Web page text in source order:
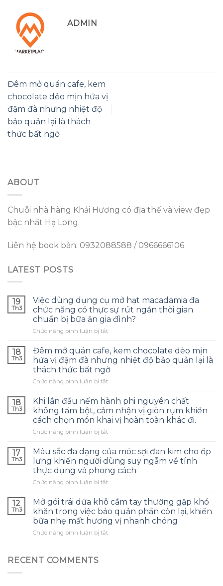
ADMIN
Đêm mở quán cafe, kem
chocolate dẻo mịn hứa vị
đậm đà nhưng nhiệt độ
bảo quản lại là thách
thức bất ngờ
ABOUT
Chuỗi nhà hàng Khải Hương có địa thế và view đẹp
bậc nhất Hạ Long.
Liên hệ book bàn: 0932088588 / 0966666106
LATEST POSTS
19
Th3
Việc dùng dụng cụ mở hạt macadamia đa
chức năng có thực sự rút ngắn thời gian
chuẩn bị bữa ăn gia đình?
Chức năng bình luận bị tắtở
dùng
dụng
cụ
mở
hạt
đa
năng
có
thực
rút
ngắn
gian
chuẩn
bữa
ăn
đình?
18
Th3
Đêm mở quán cafe, kem chocolate dẻo mịn
hứa vị đậm đà nhưng nhiệt độ bảo quản lại là
thách thức bất ngờ
Chức năng bình luận bị tắtở
mở
quán
cafe,
kem
chocolate
mịn
hứa
vị
đậm
đà
nhiệt
độ
quản
lại
18
Th3
Khi lần đầu nếm hành phi nguyên chất
không tẩm bột, cảm nhận vị giòn rụm khiến
cách chọn món khai vị hoàn toàn khác đi.
Chức năng bình luận bị tắtở
lần
đầu
nếm
hành
phi
chất
tẩm
bột,
cảm
17
Th3
Màu sắc đa dạng của móc sợi đan kim cho ốp
lưng khiến người dùng suy ngẫm về tính
thực dụng và phong cách
Chức năng bình luận bị tắtở
sắc
dạng
của
móc
12
Th3
Mở gói trái dứa khô cầm tay thường gặp khó
khăn trong việc bảo quản phần còn lại, khiến
bữa nhẹ mất hương vị nhanh chóng
Chức năng bình luận bị tắtở
RECENT COMMENTS